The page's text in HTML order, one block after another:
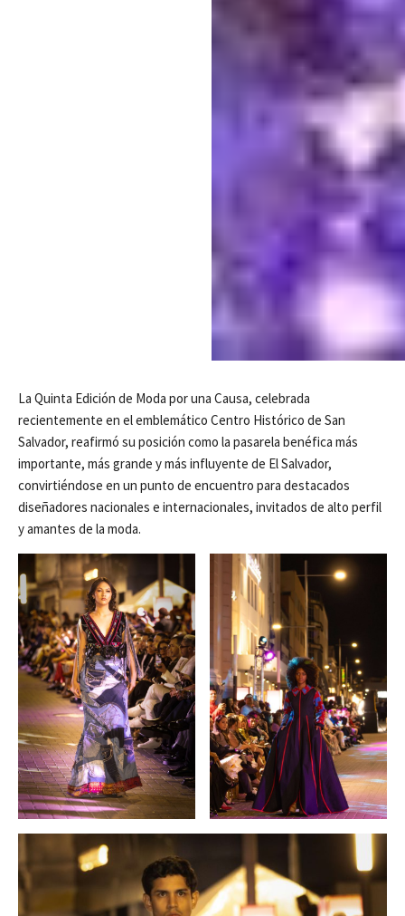
La Quinta Edición de Moda por una Causa, celebrada
recientemente en el emblemático Centro Histórico de San
Salvador, reafirmó su posición como la pasarela benéfica más
importante, más grande y más influyente de El Salvador,
convirtiéndose en un punto de encuentro para destacados
diseñadores nacionales e internacionales, invitados de alto perfil
y amantes de la moda.